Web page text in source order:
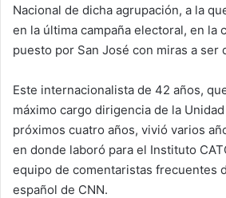
Nacional de dicha agrupación, a la
en la última campaña electoral, en la
puesto por San José con miras a ser
Este internacionalista de 42 años,
máximo cargo dirigencia de la
próximos cuatro años, vivió varios
en donde laboró para el Instituto
equipo de comentaristas frecuentes
español de CNN.